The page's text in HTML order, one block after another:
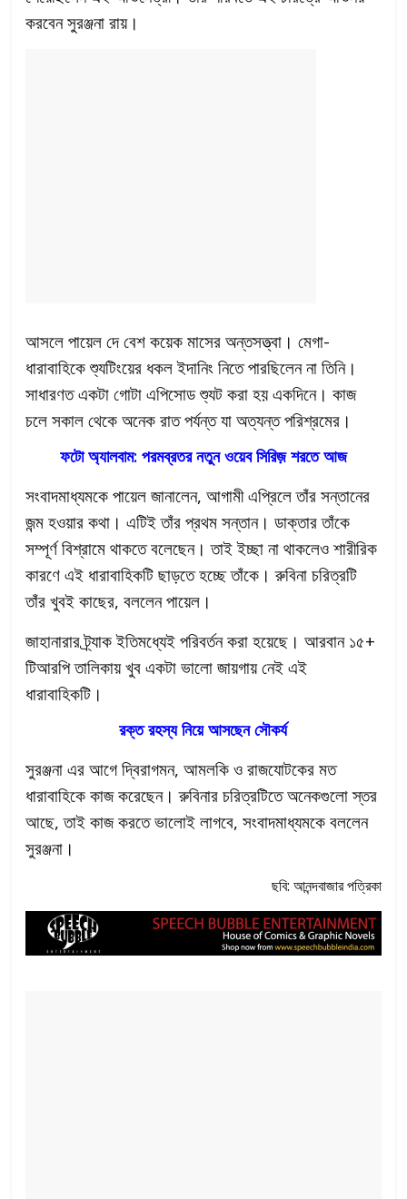
করবেন সুরঞ্জনা রায়।
আসলে পায়েল দে বেশ কয়েক মাসের অন্তসত্ত্বা। মেগা-
ধারাবাহিকে শ্যুটিংয়ের ধকল ইদানিং নিতে পারছিলেন না তিনি।
সাধারণত একটা গোটা এপিসোড শ্যুট করা হয় একদিনে। কাজ
চলে সকাল থেকে অনেক রাত পর্যন্ত যা অত্যন্ত পরিশ্রমের।
ফটো অ্যালবাম: পরমব্রতর নতুন ওয়েব সিরিজ় শরতে আজ
সংবাদমাধ্যমকে পায়েল জানালেন, আগামী এপ্রিলে তাঁর সন্তানের
জন্ম হওয়ার কথা। এটিই তাঁর প্রথম সন্তান। ডাক্তার তাঁকে
সম্পূর্ণ বিশ্রামে থাকতে বলেছেন। তাই ইচ্ছা না থাকলেও শারীরিক
কারণে এই ধারাবাহিকটি ছাড়তে হচ্ছে তাঁকে। রুবিনা চরিত্রটি
তাঁর খুবই কাছের, বললেন পায়েল।
জাহানারার ট্র্যাক ইতিমধ্যেই পরিবর্তন করা হয়েছে। আরবান ১৫+
টিআরপি তালিকায় খুব একটা ভালো জায়গায় নেই এই
ধারাবাহিকটি।
রক্ত রহস্য নিয়ে আসছেন সৌকর্য
সুরঞ্জনা এর আগে দ্বিরাগমন, আমলকি ও রাজযোটকের মত
ধারাবাহিকে কাজ করেছেন। রুবিনার চরিত্রটিতে অনেকগুলো স্তর
আছে, তাই কাজ করতে ভালোই লাগবে, সংবাদমাধ্যমকে বললেন
সুরঞ্জনা।
ছবি: আনন্দবাজার পত্রিকা